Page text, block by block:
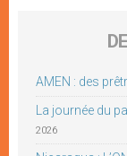
AMEN : des
La journée du
2026